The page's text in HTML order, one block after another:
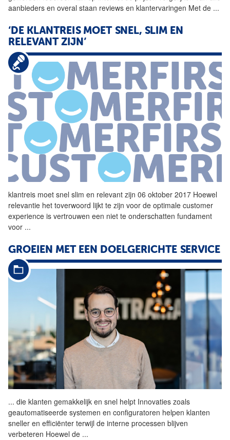
aanbieders en overal staan reviews en klantervaringen Met de ...
‘DE KLANTREIS MOET SNEL, SLIM EN
RELEVANT ZIJN’
klantreis moet snel slim en relevant zijn 06 oktober 2017 Hoewel
relevantie het toverwoord lijkt te zijn voor de optimale customer
experience is vertrouwen een niet te onderschatten fundament
voor ...
GROEIEN MET EEN DOELGERICHTE SERVICE
... die klanten gemakkelijk en snel helpt Innovaties zoals
geautomatiseerde systemen en configuratoren helpen klanten
sneller en efficiënter terwijl de interne processen blijven
verbeteren Hoewel de ...